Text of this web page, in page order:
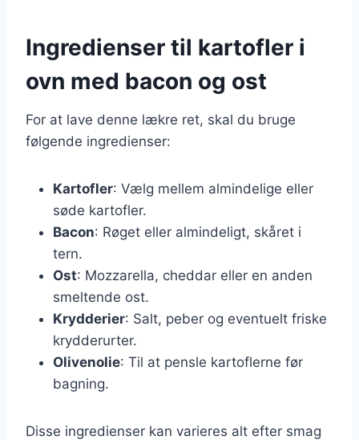
Ingredienser til kartofler i
ovn med bacon og ost
For at lave denne lækre ret, skal du bruge
følgende ingredienser:
Kartofler: Vælg mellem almindelige eller
søde kartofler.
Bacon: Røget eller almindeligt, skåret i
tern.
Ost: Mozzarella, cheddar eller en anden
smeltende ost.
Krydderier: Salt, peber og eventuelt friske
krydderurter.
Olivenolie: Til at pensle kartoflerne før
bagning.
Disse ingredienser kan varieres alt efter smag